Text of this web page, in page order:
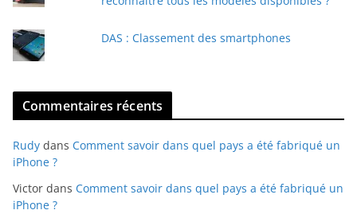
DAS : Classement des smartphones
Commentaires récents
Rudy dans Comment savoir dans quel pays a été fabriqué un
iPhone ?
Victor dans Comment savoir dans quel pays a été fabriqué un
iPhone ?